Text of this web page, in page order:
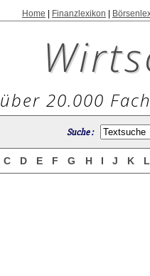
Home Finanzlexikon
über 20.000
Suche :
C D E F G H I J K